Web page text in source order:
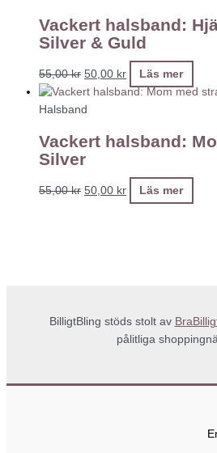
Vackert halsband:
Silver & Guld
55,00kr 50,00 kr Läs mer
Halsband
Vackert halsband:
Silver
55,00kr 50,00 kr Läs mer
BilligtBling stöds stolt av
pålitliga